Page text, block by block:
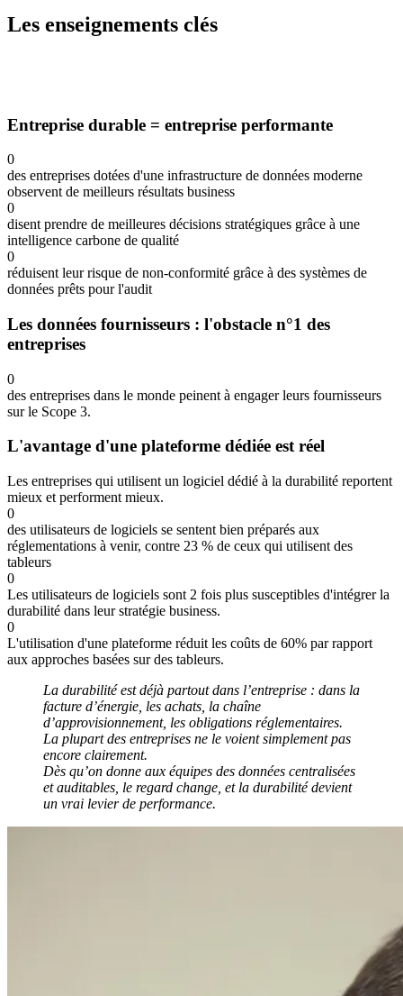
Les enseignements clés
Entreprise durable = entreprise performante
0
des entreprises dotées d'une infrastructure de données moderne
observent de meilleurs résultats business
0
disent prendre de meilleures décisions stratégiques grâce à une
intelligence carbone de qualité
0
réduisent leur risque de non-conformité grâce à des systèmes de
données prêts pour l'audit
Les données fournisseurs : l'obstacle n°1 des
entreprises
0
des entreprises dans le monde peinent à engager leurs fournisseurs
sur le Scope 3.
L'avantage d'une plateforme dédiée est réel
Les entreprises qui utilisent un logiciel dédié à la durabilité reportent
mieux et performent mieux.
0
des utilisateurs de logiciels se sentent bien préparés aux
réglementations à venir, contre 23 % de ceux qui utilisent des
tableurs
0
Les utilisateurs de logiciels sont 2 fois plus susceptibles d'intégrer la
durabilité dans leur stratégie business.
0
L'utilisation d'une plateforme réduit les coûts de 60% par rapport
aux approches basées sur des tableurs.
La durabilité est déjà partout dans l’entreprise : dans la
facture d’énergie, les achats, la chaîne
d’approvisionnement, les obligations réglementaires.
La plupart des entreprises ne le voient simplement pas
encore clairement.
Dès qu’on donne aux équipes des données centralisées
et auditables, le regard change, et la durabilité devient
un vrai levier de performance.